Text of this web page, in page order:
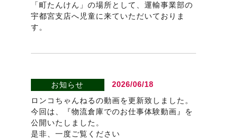
「町たんけん」の場所として、運輸事業部の
宇都宮支店へ児童に来ていただいておりま
す。
お知らせ
2026/06/18
ロンコちゃんねるの動画を更新致しました。
今回は、『物流倉庫でのお仕事体験動画』を
公開いたしました。
是非、一度ご覧ください